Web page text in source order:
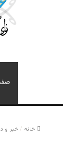
خانه /خبر و